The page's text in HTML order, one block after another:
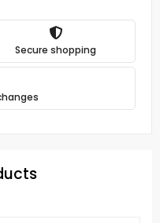
Secure shopping